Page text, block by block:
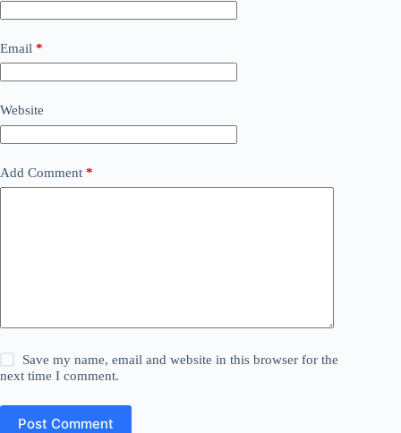
Email *
Website
Add Comment *
Save my name, email and website in this browser for the
next time I comment.
Post Comment